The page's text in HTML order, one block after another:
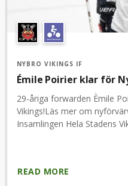
NYBRO VIKINGS IF
Émile Poirier klar för
29-åriga forwarden Èmile
Vikings!Läs mer om
Insamlingen Hela Stadens
READ MORE